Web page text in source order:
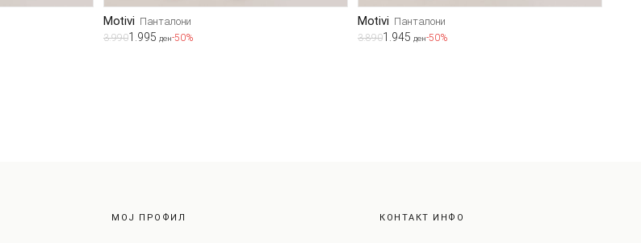
Motivi Панталони
3.9901.995 ден-50%
Motivi Панталони
3.8901.945 ден-50%
МОЈ ПРОФИЛ КОНТАКТ ИНФО